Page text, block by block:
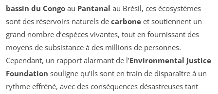
bassin du Congo au Pantanal au Brésil, ces écosystèmes
sont des réservoirs naturels de carbone et soutiennent un
grand nombre d’espèces vivantes, tout en fournissant des
moyens de subsistance à des millions de personnes.
Cependant, un rapport alarmant de l’Environmental Justice
Foundation souligne qu’ils sont en train de disparaître à un
rythme effréné, avec des conséquences désastreuses tant